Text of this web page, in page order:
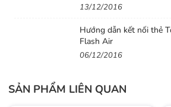
13/12/2016
Hướng dẫn kết nối thẻ
Flash Air
06/12/2016
SẢN PHẨM LIÊN QUAN